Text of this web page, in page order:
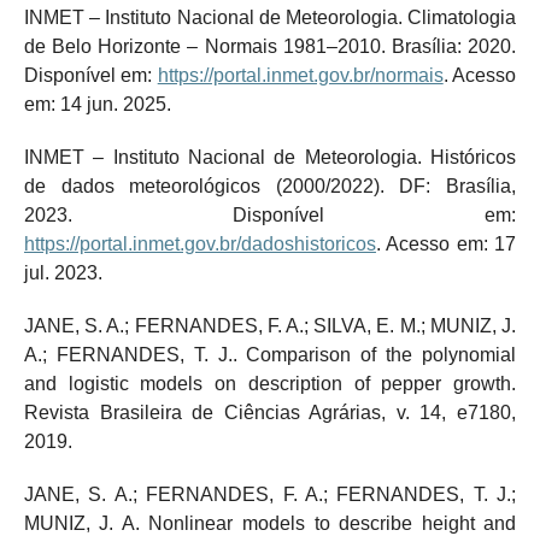
INMET – Instituto Nacional de Meteorologia. Climatologia
de Belo Horizonte – Normais 1981–2010. Brasília: 2020.
Disponível em: https://portal.inmet.gov.br/normais. Acesso
em: 14 jun. 2025.
INMET – Instituto Nacional de Meteorologia. Históricos
de dados meteorológicos (2000/2022). DF: Brasília,
2023. Disponível em:
https://portal.inmet.gov.br/dadoshistoricos. Acesso em: 17
jul. 2023.
JANE, S. A.; FERNANDES, F. A.; SILVA, E. M.; MUNIZ, J.
A.; FERNANDES, T. J.. Comparison of the polynomial
and logistic models on description of pepper growth.
Revista Brasileira de Ciências Agrárias, v. 14, e7180,
2019.
JANE, S. A.; FERNANDES, F. A.; FERNANDES, T. J.;
MUNIZ, J. A. Nonlinear models to describe height and